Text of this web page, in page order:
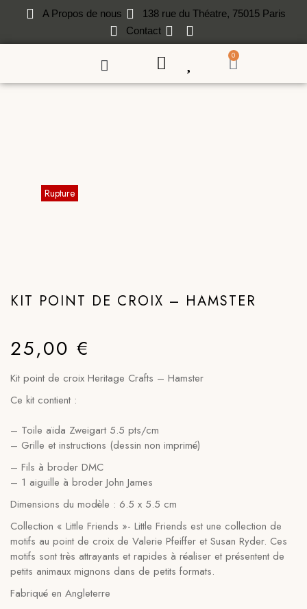
A Propos de nous
138 rue du Théatre, 75015 Paris
Contact
0
KIT POINT DE CROIX – HAMSTER
25,00 €
Kit point de croix Heritage Crafts – Hamster
Ce kit contient :
– Toile aïda Zweigart 5.5 pts/cm
– Grille et instructions (dessin non imprimé)
– Fils à broder DMC
– 1 aiguille à broder John James
Dimensions du modèle : 6.5 x 5.5 cm
Collection « Little Friends »- Little Friends est une collection de
motifs au point de croix de Valerie Pfeiffer et Susan Ryder. Ces
motifs sont très attrayants et rapides à réaliser et présentent de
petits animaux mignons dans de petits formats.
Fabriqué en Angleterre